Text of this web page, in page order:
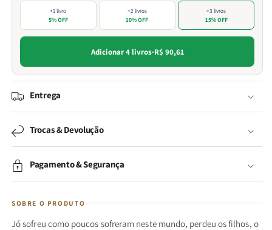
+1 livro
5% OFF
+2 livros
10% OFF
+3 livros
15% OFF
Adicionar 4 livros·R$ 90,61
Entrega
Trocas & Devolução
Pagamento & Segurança
SOBRE O PRODUTO
Jó sofreu como poucos sofreram neste mundo, perdeu os filhos, o